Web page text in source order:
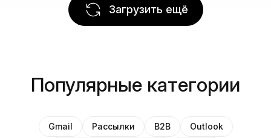
Загрузить ещё
Популярные категории
Gmail Рассылки B2B
Outlook